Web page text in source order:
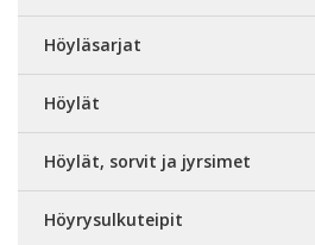
Höyläsarjat
Höylät
Höylät, sorvit ja jyrsimet
Höyrysulkuteipit